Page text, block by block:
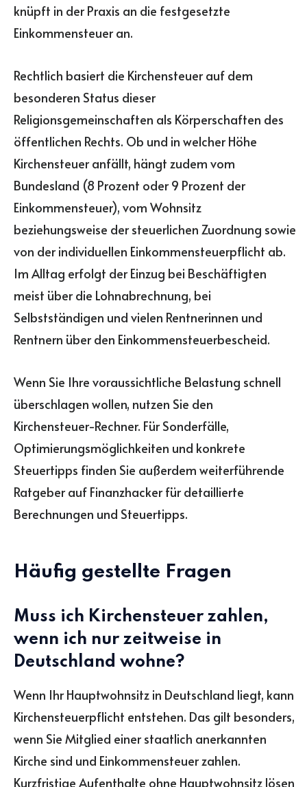
knüpft in der Praxis an die festgesetzte
Einkommensteuer an.
Rechtlich basiert die Kirchensteuer auf dem
besonderen Status dieser
Religionsgemeinschaften als Körperschaften des
öffentlichen Rechts. Ob und in welcher Höhe
Kirchensteuer anfällt, hängt zudem vom
Bundesland (8 Prozent oder 9 Prozent der
Einkommensteuer), vom Wohnsitz
beziehungsweise der steuerlichen Zuordnung sowie
von der individuellen Einkommensteuerpflicht ab.
Im Alltag erfolgt der Einzug bei Beschäftigten
meist über die Lohnabrechnung, bei
Selbstständigen und vielen Rentnerinnen und
Rentnern über den Einkommensteuerbescheid.
Wenn Sie Ihre voraussichtliche Belastung schnell
überschlagen wollen, nutzen Sie den
Kirchensteuer-Rechner. Für Sonderfälle,
Optimierungsmöglichkeiten und konkrete
Steuertipps finden Sie außerdem weiterführende
Ratgeber auf Finanzhacker für detaillierte
Berechnungen und Steuertipps.
Häufig gestellte Fragen
Muss ich Kirchensteuer zahlen,
wenn ich nur zeitweise in
Deutschland wohne?
Wenn Ihr Hauptwohnsitz in Deutschland liegt, kann
Kirchensteuerpflicht entstehen. Das gilt besonders,
wenn Sie Mitglied einer staatlich anerkannten
Kirche sind und Einkommensteuer zahlen.
Kurzfristige Aufenthalte ohne Hauptwohnsitz lösen